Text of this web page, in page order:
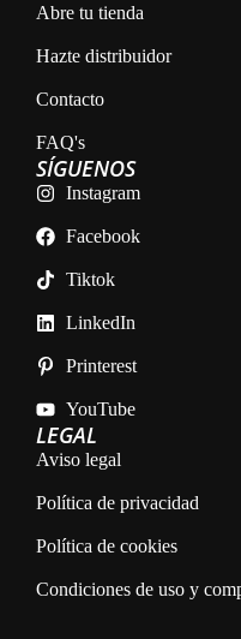
Abre tu tienda
Hazte distribuidor
Contacto
FAQ's
LEGAL
Aviso legal
Política de privacidad
Política de cookies
Condiciones de uso y
SÍGUENOS
Instagram
Facebook
Tiktok
LinkedIn
Printerest
YouTube